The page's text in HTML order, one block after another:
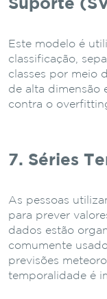
Suporte
Este modelo é
classificação,
classes por meio
de alta dimensão
contra o
7. Séries
As pessoas
para prever
dados estão
comumente
previsões
temporalidade é